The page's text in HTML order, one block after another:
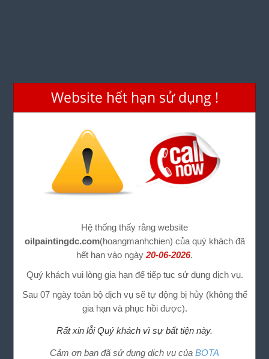
Website hết hạn sử dụng !
Hệ thống thấy rằng website
oilpaintingdc.com(hoangmanhchien) của quý khách đã
hết hạn vào ngày20-06-2026.
Quý khách vui lòng gia hạn để tiếp tục sử dụng dịch vụ.
Sau 07 ngày toàn bộ dịch vụ sẽ tự động bị hủy (không thể
gia hạn và phục hồi được).
Rất xin lỗi Quý khách vì sự bất tiện này.
Cảm ơn bạn đã sử dụng dịch vụ của BOTA